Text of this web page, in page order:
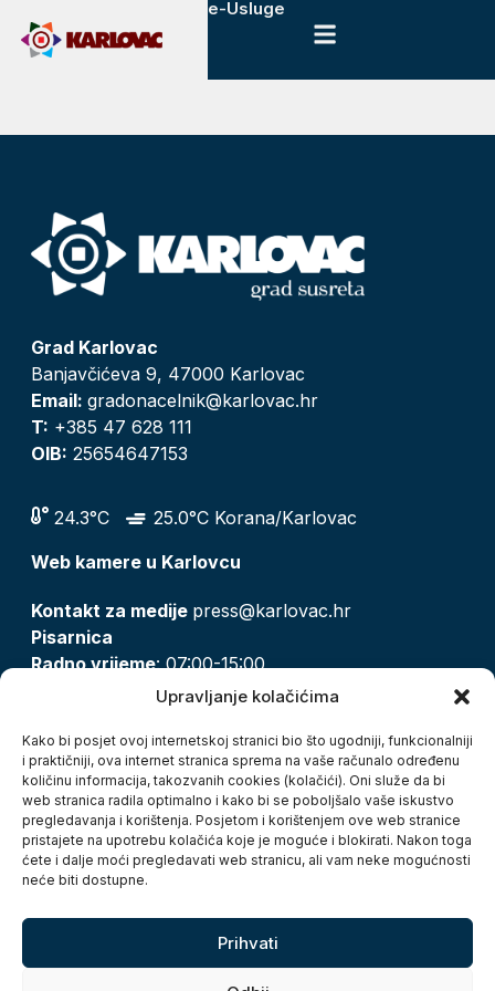
Upravljanje kolačićima
Kako bi posjet ovoj internetskoj stranici bio što ugodniji, funkcionalniji
i praktičniji, ova internet stranica sprema na vaše računalo određenu
količinu informacija, takozvanih cookies (kolačići). Oni služe da bi
web stranica radila optimalno i kako bi se poboljšalo vaše iskustvo
pregledavanja i korištenja. Posjetom i korištenjem ove web stranice
pristajete na upotrebu kolačića koje je moguće i blokirati. Nakon toga
ćete i dalje moći pregledavati web stranicu, ali vam neke mogućnosti
neće biti dostupne.
Prihvati
e-Usluge
Grad Karlovac
Banjavčićeva 9, 47000 Karlovac
Email: gradonacelnik@karlovac.hr
T: +385 47 628 111
OIB: 25654647153
24.3°C
25.0°C Korana/Karlovac
Web kamere u Karlovcu
Kontakt za medije press@karlovac.hr
Pisarnica
Radno vrijeme: 07:00-15:00
pisarnica@karlovac.hr
Zaštita osobnih podataka
Pristup informacijama
Kolačići
Izjava o pristupačnosti
Turistička zajednica grada Karlovca